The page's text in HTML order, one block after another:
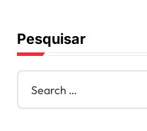
Pesquisar
S
a